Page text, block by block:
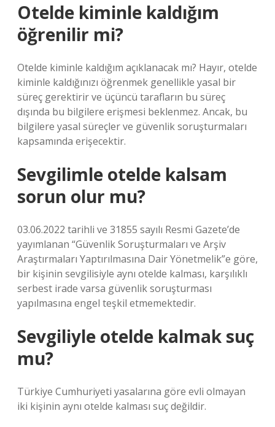
Otelde kiminle kaldığım
öğrenilir mi?
Otelde kiminle kaldığım açıklanacak mı? Hayır, otelde
kiminle kaldığınızı öğrenmek genellikle yasal bir
süreç gerektirir ve üçüncü tarafların bu süreç
dışında bu bilgilere erişmesi beklenmez. Ancak, bu
bilgilere yasal süreçler ve güvenlik soruşturmaları
kapsamında erişecektir.
Sevgilimle otelde kalsam
sorun olur mu?
03.06.2022 tarihli ve 31855 sayılı Resmi Gazete’de
yayımlanan “Güvenlik Soruşturmaları ve Arşiv
Araştırmaları Yaptırılmasına Dair Yönetmelik”e göre,
bir kişinin sevgilisiyle aynı otelde kalması, karşılıklı
serbest irade varsa güvenlik soruşturması
yapılmasına engel teşkil etmemektedir.
Sevgiliyle otelde kalmak suç
mu?
Türkiye Cumhuriyeti yasalarına göre evli olmayan
iki kişinin aynı otelde kalması suç değildir.